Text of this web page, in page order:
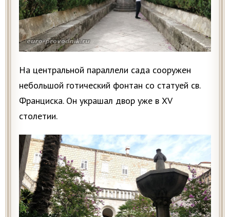
На центральной параллели сада сооружен
небольшой готический фонтан со статуей св.
Франциска. Он украшал двор уже в XV
столетии.